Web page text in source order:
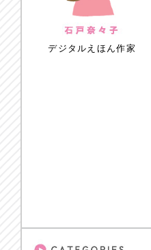
デジタルえほん作家